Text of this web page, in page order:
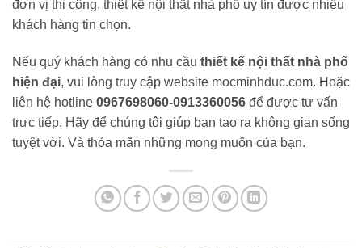
đơn vị thi công, thiết kế nội thất nhà phố uy tín được nhiều
khách hàng tin chọn.
Nếu quý khách hàng có nhu cầu thiết kế nội thất nhà phố
hiện đại, vui lòng truy cập website mocminhduc.com. Hoặc
liên hệ hotline 0967698060-0913360056 để được tư vấn
trực tiếp. Hãy để chúng tôi giúp bạn tạo ra không gian sống
tuyệt vời. Và thỏa mãn những mong muốn của bạn.